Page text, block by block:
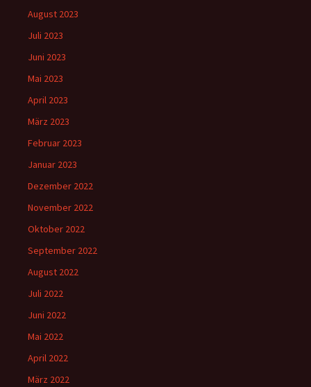
August 2023
Juli 2023
Juni 2023
Mai 2023
April 2023
März 2023
Februar 2023
Januar 2023
Dezember 2022
November 2022
Oktober 2022
September 2022
August 2022
Juli 2022
Juni 2022
Mai 2022
April 2022
März 2022